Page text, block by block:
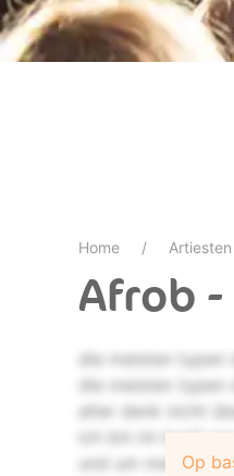
Home Artiesten
Afrob -
die meisten
die meisten
alter denk nicht
ich bin im kopf
und um mein'Op